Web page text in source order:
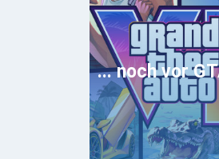
... noch vor